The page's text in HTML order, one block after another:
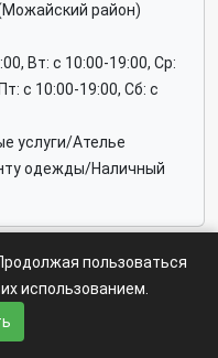
район)
Вт: c 10:00-19:00, Ср:
c 10:00-19:00, Сб: c
услуги/Ателье
одежды/Наличный
к7 (Зюзино район)
пользоваться
использованием.